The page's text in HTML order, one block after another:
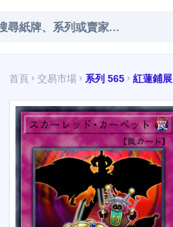
首頁 chevron_right 交易市場 chevron_right 系列 565 chevron_right 紅蓮鋪展